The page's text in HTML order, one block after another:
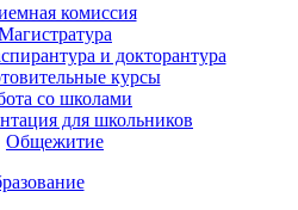
комиссия
и докторантура
курсы
со школами
для школьников
Общежитие